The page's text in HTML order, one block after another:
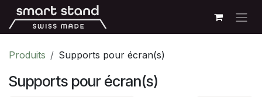
Se rendre au contenu
Produits Supports pour écran(s)
Supports pour écran(s)